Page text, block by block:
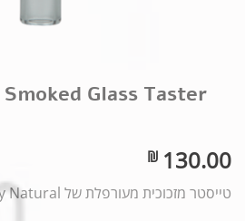
Glass Taster
₪ 130.00
טייסטר מזכוכית מעורפלת של Marley Natural